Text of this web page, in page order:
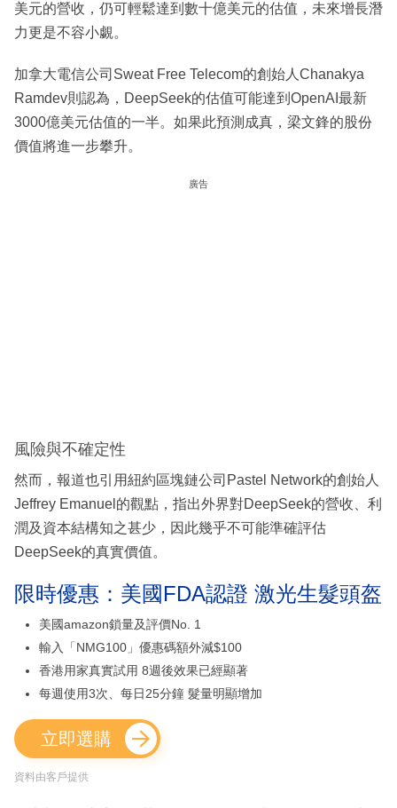
美元的營收，仍可輕鬆達到數十億美元的估值，未來增長潛
力更是不容小覷。
加拿大電信公司Sweat Free Telecom的創始人Chanakya
Ramdev則認為，DeepSeek的估值可能達到OpenAI最新
3000億美元估值的一半。如果此預測成真，梁文鋒的股份
價值將進一步攀升。
廣告
風險與不確定性
然而，報道也引用紐約區塊鏈公司Pastel Network的創始人
Jeffrey Emanuel的觀點，指出外界對DeepSeek的營收、利
潤及資本結構知之甚少，因此幾乎不可能準確評估
DeepSeek的真實價值。
限時優惠：美國FDA認證 激光生髮頭盔
美國amazon鎖量及評價No. 1
輸入「NMG100」優惠碼額外減$100
香港用家真實試用 8週後效果已經顯著
每週使用3次、每日25分鐘 髮量明顯增加
立即選購
資料由客戶提供